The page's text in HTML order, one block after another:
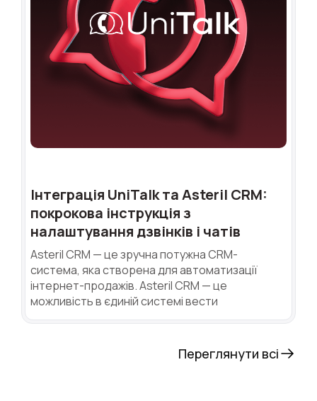
Інтеграція UniTalk та Asteril CRM:
покрокова інструкція з
налаштування дзвінків і чатів
Asteril CRM — це зручна потужна CRM-
система, яка створена для автоматизації
інтернет-продажів. Asteril CRM — це
можливість в єдиній системі вести
Переглянути всі